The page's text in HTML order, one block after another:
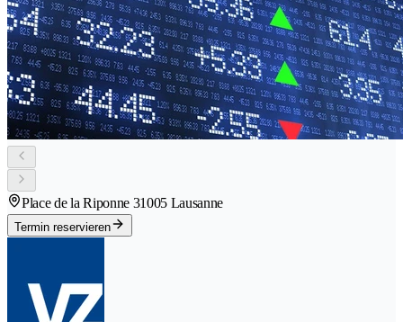
Place de la Riponne 31005 Lausanne
Termin reservieren